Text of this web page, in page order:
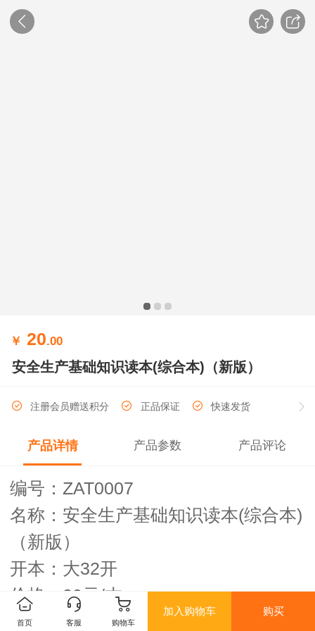
￥ 20.00
安全生产基础知识读本(综合本)（新版）
注册会员赠送积分 正品保证 快速发货
产品详情 产品参数 产品评论
编号： ZAT0007
名称：安全生产基础知识读本(综合本)
（新版）
开本：大32开
价格： 20 /本
首页 客服 购物车
加入购物车 购买